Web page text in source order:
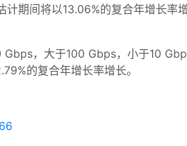
期间将以13.06%的复合年增长
，大于100 Gbps，小于10
的复合年增长率增长。